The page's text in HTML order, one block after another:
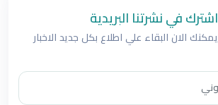
اشترك في نشرتنا البريدية
يمكنك الان البقاء علي اطلاع بكل جديد الاخبار